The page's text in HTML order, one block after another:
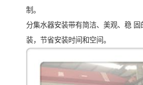
制。
分集水器安装带有简洁、美观、稳 固
装，节省安装时间和空间。